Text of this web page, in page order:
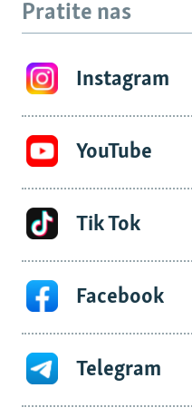
Pratite nas
Instagram
YouTube
Tik Tok
Facebook
Telegram